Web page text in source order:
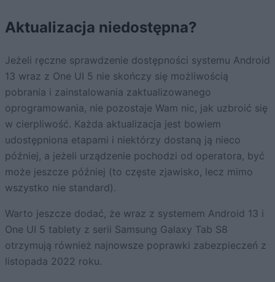
Aktualizacja niedostępna?
Jeżeli ręczne sprawdzenie dostępności systemu Android
13 wraz z One UI 5 nie skończy się możliwością
pobrania i zainstalowania zaktualizowanego
oprogramowania, nie pozostaje Wam nic, jak uzbroić się
w cierpliwość. Każda aktualizacja jest bowiem
udostępniona etapami i niektórzy dostaną ją nieco
później, a jeżeli urządzenie pochodzi od operatora, być
może jeszcze później (to częste zjawisko, lecz mimo
wszystko nie standard).
Warto jeszcze dodać, że wraz z systemem Android 13 i
One UI 5 tablety z serii Samsung Galaxy Tab S8
otrzymują również najnowsze poprawki zabezpieczeń z
listopada 2022 roku.